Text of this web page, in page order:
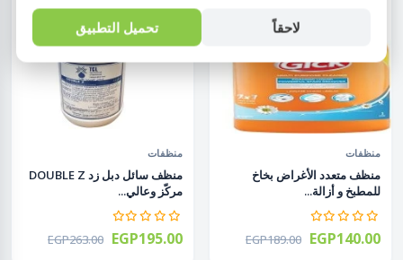
منظفات
منظف متعدد الأغراض بخاخ
للمطبخ و أزالة...
EGP189.00 EGP140.00
منظفات
منظف سائل دبل زد DOUBLE Z
مركّز وعالي...
EGP263.00 EGP195.00
لاحقاً تحميل التطبيق